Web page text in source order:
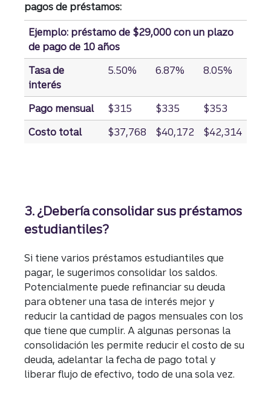
pagos de préstamos:
Cómo las tasas de interés pueden afectar los pagos
Ejemplo: préstamo de $29,000 con un plazo
de pago de 10 años
Tasa de
interés
5.50% 6.87% 8.05%
Pago mensual $315 $335
$353
Costo total
$37,768 $40,172 $42,314
3. ¿Debería consolidar sus préstamos
estudiantiles?
Si tiene varios préstamos estudiantiles que
pagar, le sugerimos consolidar los saldos.
Potencialmente puede refinanciar su deuda
para obtener una tasa de interés mejor y
reducir la cantidad de pagos mensuales con los
que tiene que cumplir. A algunas personas la
consolidación les permite reducir el costo de su
deuda, adelantar la fecha de pago total y
liberar flujo de efectivo, todo de una sola vez.